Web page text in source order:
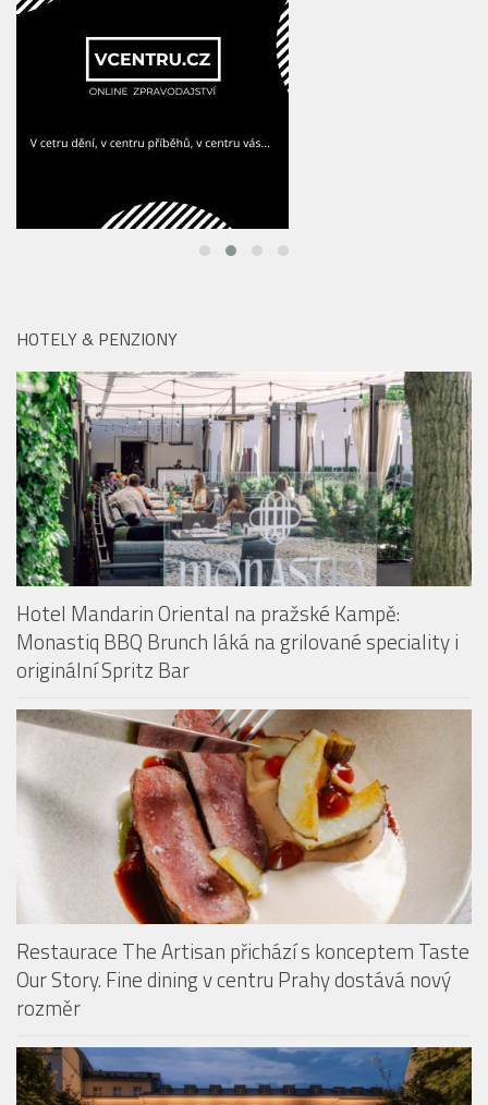
HOTELY & PENZIONY
Hotel Mandarin Oriental na pražské Kampě:
Monastiq BBQ Brunch láká na grilované speciality i
originální Spritz Bar
Restaurace The Artisan přichází s konceptem Taste
Our Story. Fine dining v centru Prahy dostává nový